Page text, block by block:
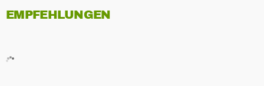
EMPFEHLUNGEN